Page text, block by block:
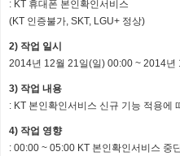
: KT 휴대폰 본인확인서비스
(KT 인증불가, SKT, LGU+ 정상)
2) 작업 일시
2014년 12월 21일(일) 00:00 ~ 2014년
3) 작업 내용
: KT 본인확인서비스 신규 기능 적용에
4) 작업 영향
: 00:00 ~ 05:00 KT 본인확인서비스 중